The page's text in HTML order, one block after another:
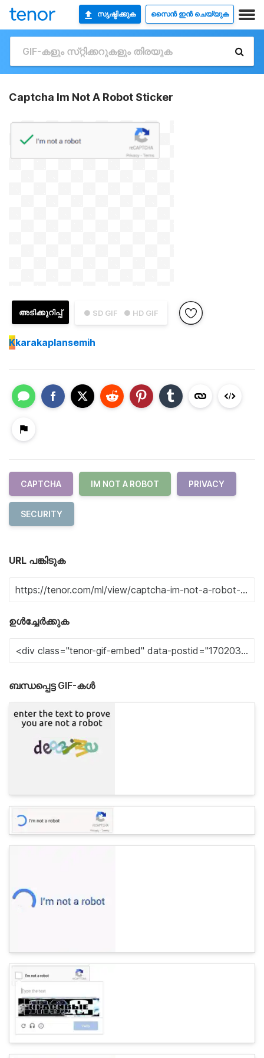
സൃഷ്ടിക്കുക സൈൻ ഇൻ ചെയ്യുക
Captcha Im Not A Robot Sticker
● SD GIF ● HD GIF
അടിക്കുറിപ്പ്
Kkarakaplansemih
CAPTCHA IM NOT A ROBOT PRIVACY
SECURITY
URL പങ്കിടുക
ഉൾച്ചേർക്കുക
ബന്ധപ്പെട്ട GIF-കൾ